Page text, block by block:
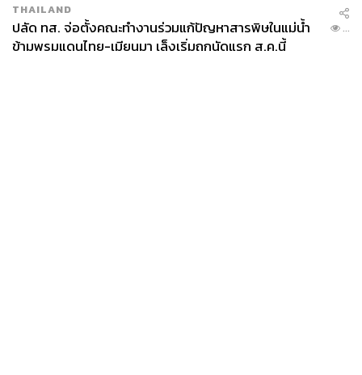
THAILAND
ปลัด ทส. จ่อตั้งคณะทำงานร่วมแก้ปัญหาสารพิษในแม่น้ำ
ข้ามพรมแดนไทย-เมียนมา เล็งเริ่มถกนัดแรก ส.ค.นี้
...